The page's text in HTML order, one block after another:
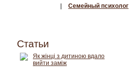
Семейный психолог
Статьи
Як жінці з дитиною вдало
вийти заміж